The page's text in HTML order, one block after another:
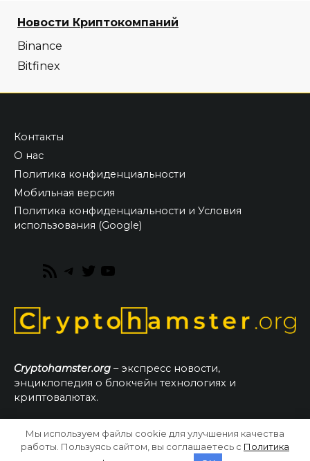
Новости Криптокомпаний
Binance
Bitfinex
Контакты
О нас
Политика конфиденциальности
Мобильная версия
Политика конфиденциальности и Условия
использования (Google)
RSS
Telegram
Twitter
Cryptohamster.org – экспресс новости,
энциклопедия о блокчейн технологиях и
криптовалютах.
© 2026 CryptoHamster.org
Мы используем файлы cookie для улучшения качества
работы. Пользуясь сайтом, вы соглашаетесь с Политика